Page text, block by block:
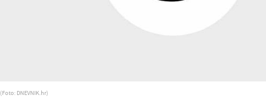
(Foto: DNEVNIK.hr)